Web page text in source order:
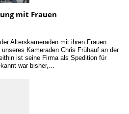
mit Frauen
Alterskameraden mit ihren Frauen
Kameraden Chris Frühauf an der
ist seine Firma als Spedition für
war bisher,…